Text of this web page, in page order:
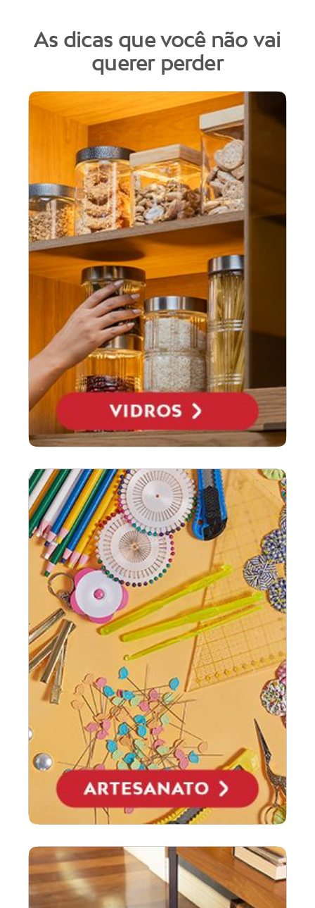
As dicas que você não vai
querer perder